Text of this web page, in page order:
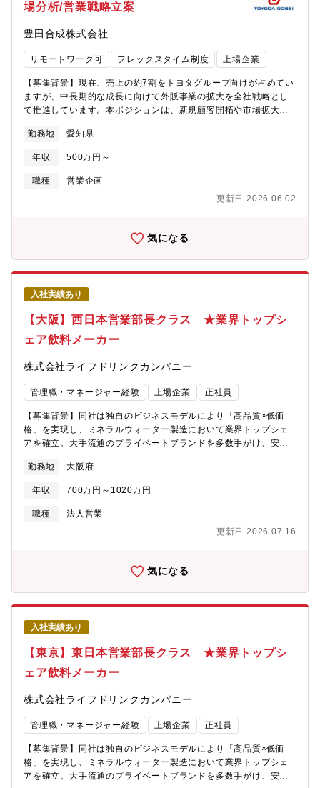
信託など多様な業態を巻き込み、グループ全体で戦略を構築可能
後押ししています。
市場と我々の強みを俯瞰したときのアップデートの在り方を、短
の状況が悪いわけでは無く、市場もクライアントも我々の価値も
変化している中で、あるべき営業戦略を常にアップデートし続け
ることが大切だと考えており、そういったテーマに組織をリード
略や今後の方向性の詳細については社外秘の内容も多く含まれる
ため、面接のタイミングでお話しさせていただきます。【配属部
署】部長とマネージャーの下に10人程度のメンバーが在籍してお
ります。【課題例】・＠cosmeの対ユーザー価値は上がっている
業ターゲットセグメントを見たときに、今後コストをかけるべき
ない。・クライアントナーチャリング等、数の多いクライアント
群に対しての営業手法のバリエーションが持てていない。・特定
状態になり切っていない。・ブランド数のマーケットとしては最
ス(データを活かして)マネジメントできる人材が不足している【魅
おいて国内唯一であり最大、また創造次第ではグローバル単位で
も最大となりえる要素を多く保有しており、本ミッションの成功
と実現により、主体者として希少性の高いスキルを得ることがで
きます。■オンライン完結型プラットフォームではなく、オフライ
ンも融合したOMO型プラットフォームとなるため、他社では経験
しにくい、次世代の経験をすることができます。■高い関係構築の
ある多くのビジネスサイドとそのサービスを享受する多くのユー
ザーがすでにあり、自社内にとどまることなく社外を飛び出した
施策を行える土壌があります。また、だからこそそれらの価値を
営業していく戦略設計においては、幅広い選択肢がとれると考え
場分析/営業戦略立案
豊田合成株式会社
リモートワーク可 フレックスタイム制度 上場企業
【募集背景】現在、売上の約7割をトヨタグループ向けが占めてい
ますが、中長期的な成長に向けて外販事業の拡大を全社戦略とし
て推進しています。本ポジションは、新規顧客開拓や市場拡大を
て位置付けられています。また現在の組織は20名ほどの組織とな
っておりますが、営業経験者が多くマーケティングや市場分析に
関しては発展途上な部分があります。今回即戦力としてマーケ、
市場分析に知見のある方をお迎えし、組織として底上げを図りた
チャレンジできる・グローバルの販売戦略立案という、基本方針
クトなコミュニケーションによる幅広い経験（一部、語学力活
用）【ミッション】 顧客・競合・自社分析を通じた将来のグロ
ーバルの販売戦略立案、および事業部門と連携した顧客提案・折
衝【主要業務】モビリティ業界における市場・顧客・競合先の分
析を行い、経営層の意思決定を支援する調査レポートの作成・発
信・デスクトップリサーチ・有識者ヒアリングを通じた業界動
向、法規制、新技術に関する調査・調査結果を経営層が直感的に
理解できるレベルの資料作成はホワイトペーパー作成、報告・立
案した営業戦略をもとに、事業部企画や技術との具体的な方策落
BMC情報の分析より販売戦略を提案する役割を期待 【具体的
な業務内容】 ・3C分析(市場/顧客/競合先)、業界動向に関するレ
ポート作成/発信 ・グローバル販売戦略の立案 ・海外事業体、
フト（パワポ、エクセル、ワード等）【背景】自動車業界は「100
年に一度の変革期」にあり、従来の枠組みを超えた戦略的な事業
運営が求められています。同社が持続的な成長を遂げるために
は、マクロ経済や顧客・競合動向、技術トレンドを分析し、精度
調査部やシンクタンク、あるいは事業会社の経営企画等で培った
論理で支えていただける専門人材を募集します。
勤務地 愛知県
年収 500万円～
職種
営業企画
更新日 2026.06.02
気になる
入社実績あり
【大阪】西日本営業部長クラス ★業界トップシ
ェア飲料メーカー
株式会社ライフドリンクカンパニー
管理職・マネージャー経験 上場企業 正社員
【募集背景】同社は独自のビジネスモデルにより「高品質×低価
格」を実現し、ミネラルウォーター製造において業界トップシェ
アを確立。大手流通のプライベートブランドを多数手がけ、安定
開拓を推進すべく、西日本営業部の中核を担う「営業部長クラ
ス」をお迎えします。【ミッション/業務内容】西日本エリアの営
業責任者として、大手小売・量販店との関係構築および売上拡大
をリードいただきます。単なる営業にとどまらず、戦略立案～顧
手量販店・GMS・スーパー各社との中長期的な関係構築・既存取
西日本エリアにおける営業戦略の推進・実行【配属組織】西日本
営業部【ポジションの魅力】■業界トップシェア商材強い商品力を
武器に、大手顧客とのビジネスをリード■プライム上場×急成長フ
ェーズ新工場稼働や販路拡大など変革フェーズに参画可能■裁量の
大きさ部長クラスとして戦略・営業・組織に影響力を発揮■長期的
な関係構築型営業単発ではなく、継続的に価値を発揮できる環境
【同社の特徴】～「大切なひとに、飲ませたいものだけを」をス
ローガンに、お客様の暮らしに寄り添う事業を推進～同社は1951
年創業のペットボトル飲料メーカーです。イオンや西友など大手
自のビジネスモデルで高品質、低価格を実現し、ミネラルウォー
ターの製造では業界トップシェアを誇ります。業績も好調で22年
12月には東証スタンダード市場へ上場、23年6月には東証プライ
を維持しております。創業70年以上が経過し、積み重ねてきた確
かな実績やノウハウがある一方、過去に執着しない自由な社内風
土があります。縦割りの組織運営ではなく、変化へのスピーディ
勤務地 大阪府
年収 700万円～1020万円
職種
法人営業
更新日 2026.07.16
気になる
入社実績あり
【東京】東日本営業部長クラス ★業界トップシ
ェア飲料メーカー
株式会社ライフドリンクカンパニー
管理職・マネージャー経験 上場企業 正社員
【募集背景】同社は独自のビジネスモデルにより「高品質×低価
格」を実現し、ミネラルウォーター製造において業界トップシェ
アを確立。大手流通のプライベートブランドを多数手がけ、安定